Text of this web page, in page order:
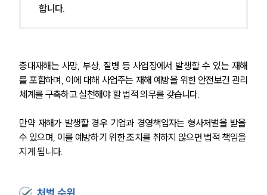
합니다.
중대재해는 사망, 부상, 질병 등 사업장에서 발생할 수 있는 재해
를 포함하며, 이에 대해 사업주는 재해 예방을 위한 안전보건 관리
체계를 구축하고 실천해야 할 법적 의무를 갖습니다.
만약 재해가 발생할 경우 기업과 경영책임자는 형사처벌을 받을
수 있으며, 이를 예방하기 위한 조치를 취하지 않으면 법적 책임을
지게 됩니다.